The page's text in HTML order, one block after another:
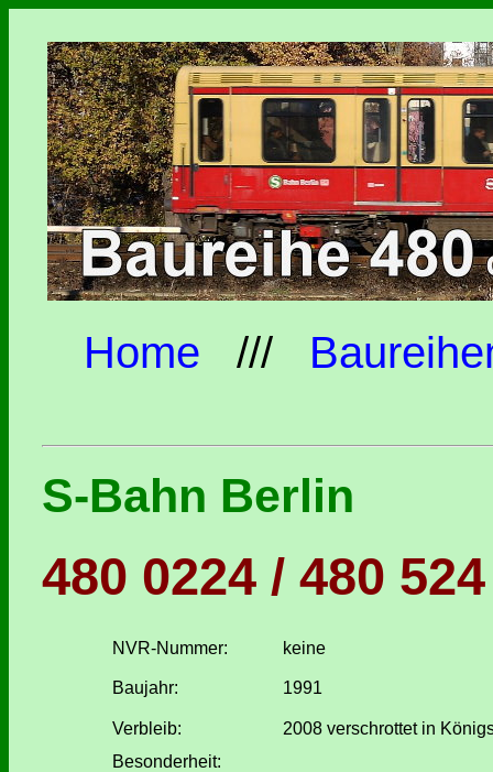
Home ///
S-Bahn Berlin
480 0224 / 480
NVR-Nummer: keine
Baujahr: 1991
Verbleib:
2008 verschrottet in
Besonderheit: